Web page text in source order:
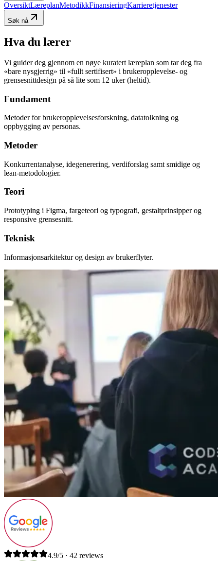
OversiktLæreplanMetodikkFinansieringKarrieretjenester
Søk nå
Hva du lærer
Vi guider deg gjennom en nøye kuratert læreplan som tar deg fra
«bare nysgjerrig» til «fullt sertifisert» i brukeropplevelse- og
grensesnittdesign på så lite som 12 uker (heltid).
Fundament
Metoder for brukeropplevelses­forskning, datatolkning og
oppbygging av personas.
Metoder
Konkurrentanalyse, idegenerering, verdiforslag samt smidige og
lean-metodologier.
Teori
Prototyping i Figma, fargeteori og typografi, gestaltprinsipper og
responsive grensesnitt.
Teknisk
Informasjonsarkitektur og design av brukerflyter.
4.9/5 · 42 reviews